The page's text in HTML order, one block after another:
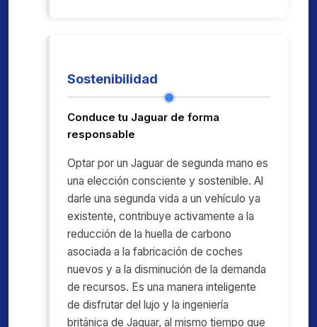
Sostenibilidad
Conduce tu Jaguar de forma
responsable
Optar por un Jaguar de segunda mano es
una elección consciente y sostenible. Al
darle una segunda vida a un vehículo ya
existente, contribuye activamente a la
reducción de la huella de carbono
asociada a la fabricación de coches
nuevos y a la disminución de la demanda
de recursos. Es una manera inteligente
de disfrutar del lujo y la ingeniería
británica de Jaguar, al mismo tiempo que